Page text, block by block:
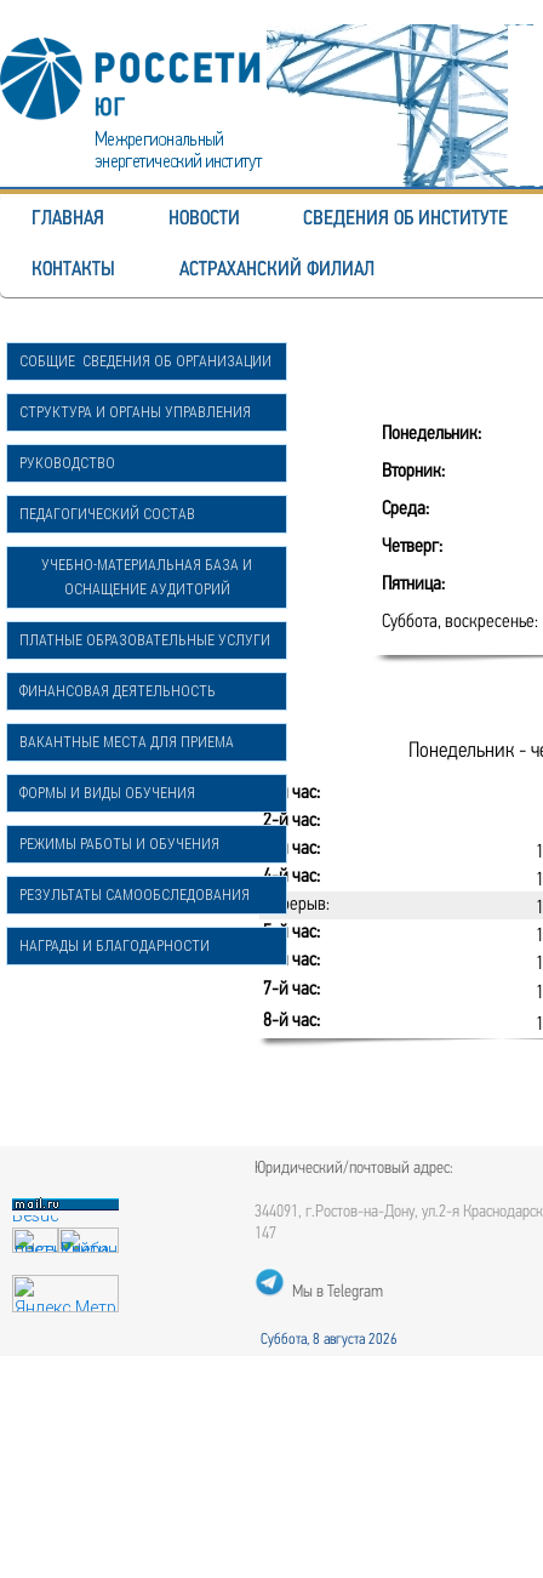
ГЛАВНАЯ НОВОСТИ СВЕДЕНИЯ ОБ ИНСТИТУТЕ
КОНТАКТЫ АСТРАХАНСКИЙ ФИЛИАЛ
СОБЩИЕ СВЕДЕНИЯ ОБ ОРГАНИЗАЦИИ
СТРУКТУРА И ОРГАНЫ УПРАВЛЕНИЯ
РУКОВОДСТВО
ПЕДАГОГИЧЕСКИЙ СОСТАВ
УЧЕБНО-МАТЕРИАЛЬНАЯ БАЗА И
ОСНАЩЕНИЕ АУДИТОРИЙ
ПЛАТНЫЕ ОБРАЗОВАТЕЛЬНЫЕ УСЛУГИ
ФИНАНСОВАЯ ДЕЯТЕЛЬНОСТЬ
ВАКАНТНЫЕ МЕСТА ДЛЯ ПРИЕМА
ФОРМЫ И ВИДЫ ОБУЧЕНИЯ
РЕЖИМЫ РАБОТЫ И ОБУЧЕНИЯ
РЕЗУЛЬТАТЫ САМООБСЛЕДОВАНИЯ
НАГРАДЫ И БЛАГОДАРНОСТИ
Понедельник:
Вторник:
Среда:
Четверг:
Пятница:
Суббота, воскресенье:
Понедельник -
1-й час:
2-й час:
3-й час:
4-й час:
Перерыв:
5-й час:
6-й час:
7-й час:
8-й час:
Юридический/почтовый адрес:
344091, г.Ростов-на-Дону, ул.2-я
147
Мы в Telegram
Суббота, 8 августа 2026